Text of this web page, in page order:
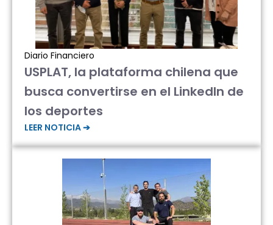
Diario Financiero
USPLAT, la plataforma chilena que
busca convertirse en el LinkedIn de
los deportes
LEER NOTICIA ➔